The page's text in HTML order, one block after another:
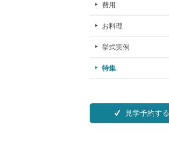
費用
お料理
挙式実例
特集
見学予約する